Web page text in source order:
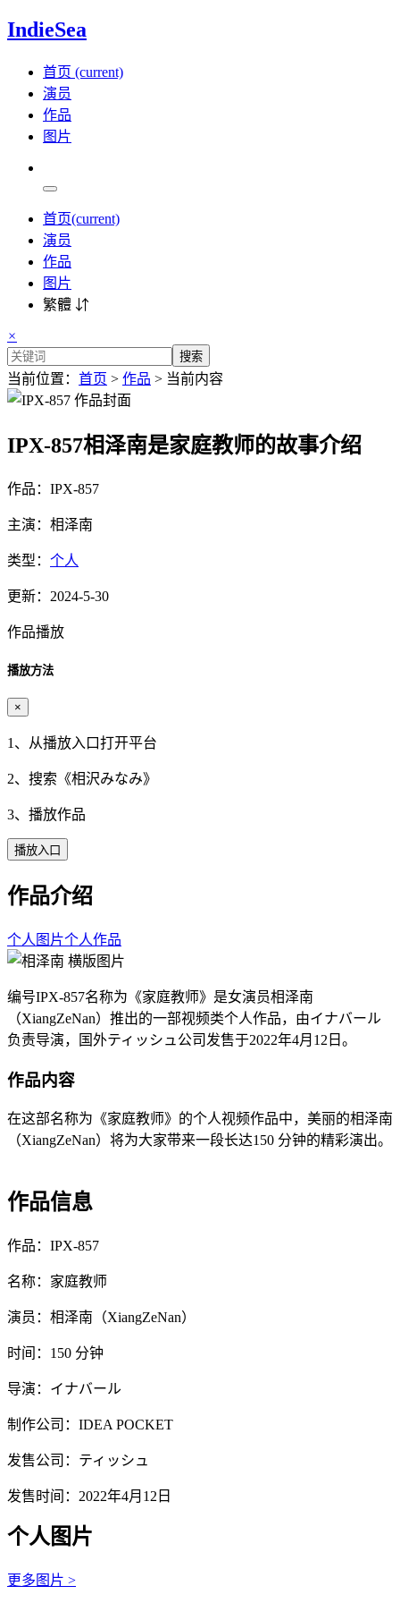
IndieSea
首页 (current)
演员
作品
图片
首页(current)
演员
作品
图片
繁體 ⇵
×
搜索
当前位置： 首页 > 作品 > 当前内容
IPX-857相泽南是家庭教师的故事介绍
作品：IPX-857
主演：相泽南
类型： 个人
更新：2024-5-30
作品播放
播放方法
×
1、从播放入口打开平台
2、搜索《相沢みなみ》
3、播放作品
播放入口
作品介绍
个人图片个人作品
编号IPX-857名称为《家庭教师》是女演员相泽南
（XiangZeNan）推出的一部视频类个人作品，由イナバール
负责导演，国外ティッシュ公司发售于2022年4月12日。
作品内容
在这部名称为《家庭教师》的个人视频作品中，美丽的相泽南
（XiangZeNan）将为大家带来一段长达150 分钟的精彩演出。
作品信息
作品：IPX-857
名称：家庭教师
演员：相泽南（XiangZeNan）
时间：150 分钟
导演：イナバール
制作公司：IDEA POCKET
发售公司：ティッシュ
发售时间：2022年4月12日
个人图片
更多图片 >